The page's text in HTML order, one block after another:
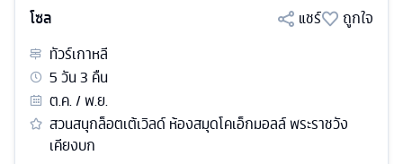
โซล แชร์
ถูกใจ
ทัวร์เกาหลี
5วัน3 คืน
ต.ค. / พ.ย.
สวนสนุกล็อตเต้เวิลด์ ห้องสมุดโคเอ็กมอลล์ พระราชวัง
เคียงบก